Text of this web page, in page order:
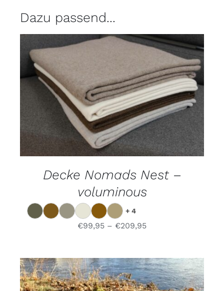
Dazu passend...
OPTIONEN WÄHLEN DIESES
PRODUKT
WEIST
MEHRERE
VARIANTEN
AUF.
DIE
KÖNNEN
AUF
DER
GEWÄHLT
/ DETAILS
Decke Nomads Nest –
voluminous
+ 4
€99,95 – €209,95